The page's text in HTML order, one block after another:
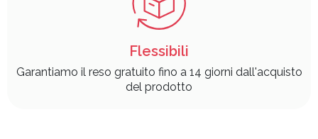
Flessibili
Garantiamo il reso gratuito fino a 14 giorni dall'acquisto
del prodotto